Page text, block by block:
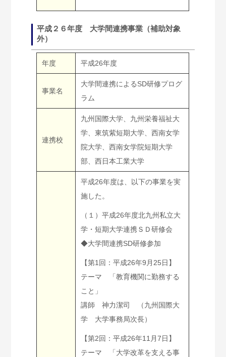
平成２６年度 大学間連携事業（補助対象
外）
年度 平成26年度
事業名
大学間連携によるSD研修プログ
ラム
連携校
九州国際大学、九州栄養福祉大
学、東筑紫短期大学、西南女学
院大学、西南女学院短期大学
部、西日本工業大学
平成26年度は、以下の事業を実
施した。
（１）平成26年度北九州私立大
学・短期大学連携ＳＤ研修会
◆大学間連携SD研修参加
【第1回：平成26年9月25日】
テーマ 「教育機関に勤務する
こと」
講師 神力潔司 （九州国際大
学 大学事務局次長）
【第2回：平成26年11月7日】
テーマ 「大学改革を支える事